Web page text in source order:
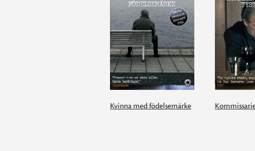
Kvinna med födelsemärke